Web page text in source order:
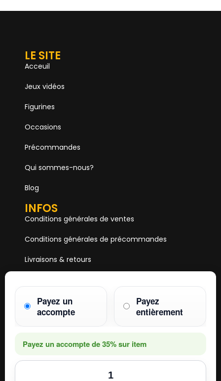
Payez un
accompte
Payez
entièrement
Payez un accompte de35%sur item
LE SITE
Acceuil
Jeux vidéos
Figurines
Occasions
Précommandes
Qui sommes-nous?
Blog
INFOS
Conditions générales de ventes
Conditions générales de précommandes
Livraisons & retours
Paiements
HOBBY ONE
75011 PARIS
Mail. hobby1shop@gmail.com